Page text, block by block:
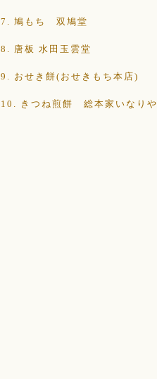
7. 鳩もち 双鳩堂
8. 唐板 水田玉雲堂
9. おせき餅(おせきもち本店)
10. きつね煎餅 総本家いなりや